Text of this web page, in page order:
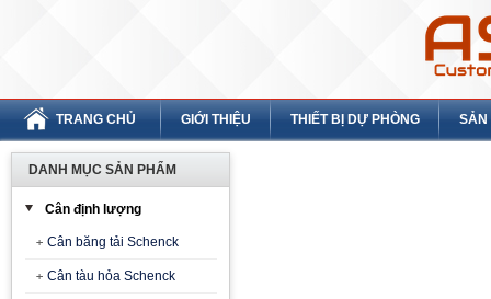
TRANG CHỦ GIỚI THIỆU THIẾT BỊ DỰ PHÒNG SẢN
DANH MỤC SẢN PHẨM
Cân định lượng
Cân băng tải Schenck
Cân tàu hỏa Schenck